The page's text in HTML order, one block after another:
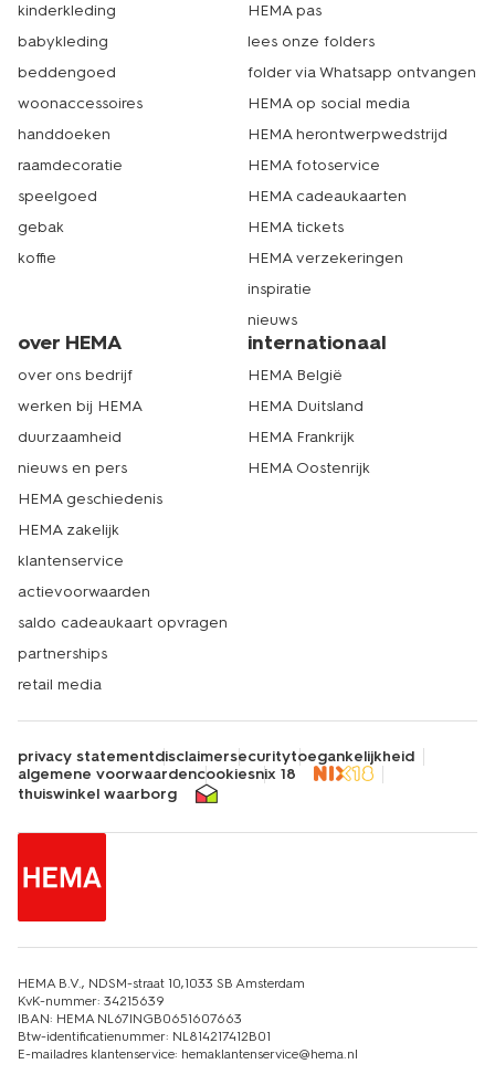
kinderkleding
babykleding
beddengoed
woonaccessoires
handdoeken
raamdecoratie
speelgoed
gebak
koffie
HEMA pas
lees onze folders
folder via Whatsapp ontvangen
HEMA op social media
HEMA herontwerpwedstrijd
HEMA fotoservice
HEMA cadeaukaarten
HEMA tickets
HEMA verzekeringen
inspiratie
nieuws
over HEMA
over ons bedrijf
werken bij HEMA
duurzaamheid
nieuws en pers
HEMA geschiedenis
HEMA zakelijk
klantenservice
actievoorwaarden
saldo cadeaukaart opvragen
partnerships
retail media
internationaal
HEMA België
HEMA Duitsland
HEMA Frankrijk
HEMA Oostenrijk
privacy statementdisclaimersecuritytoegankelijkheid
algemene voorwaardencookiesnix 18
thuiswinkel waarborg
HEMA B.V., NDSM-straat 10,1033 SB Amsterdam
KvK-nummer: 34215639
IBAN: HEMA NL67INGB0651607663
Btw-identificatienummer: NL814217412B01
E-mailadres klantenservice: hemaklantenservice@hema.nl